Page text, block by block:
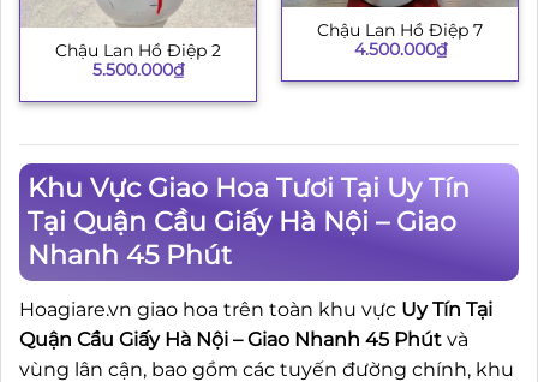
Chậu Lan Hồ Điệp 2
5.500.000₫
Chậu Lan Hồ Điệp 7
4.500.000₫
Khu Vực Giao Hoa Tươi Tại Uy Tín
Tại Quận Cầu Giấy Hà Nội – Giao
Nhanh 45 Phút
Hoagiare.vn giao hoa trên toàn khu vực Uy Tín Tại
Quận Cầu Giấy Hà Nội – Giao Nhanh 45 Phút và
vùng lân cận, bao gồm các tuyến đường chính, khu